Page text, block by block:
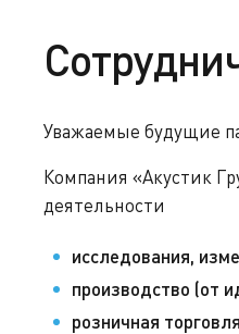
Уважаемые будущие
Компания «Акустик
деятельности
исследования,
производство (от
розничная